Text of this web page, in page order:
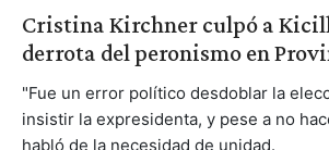
Cristina Kirchner culpó a
derrota del peronismo en
"Fue un error político desdoblar la
insistir la expresidenta, y pese a no
habló de la necesidad de unidad.